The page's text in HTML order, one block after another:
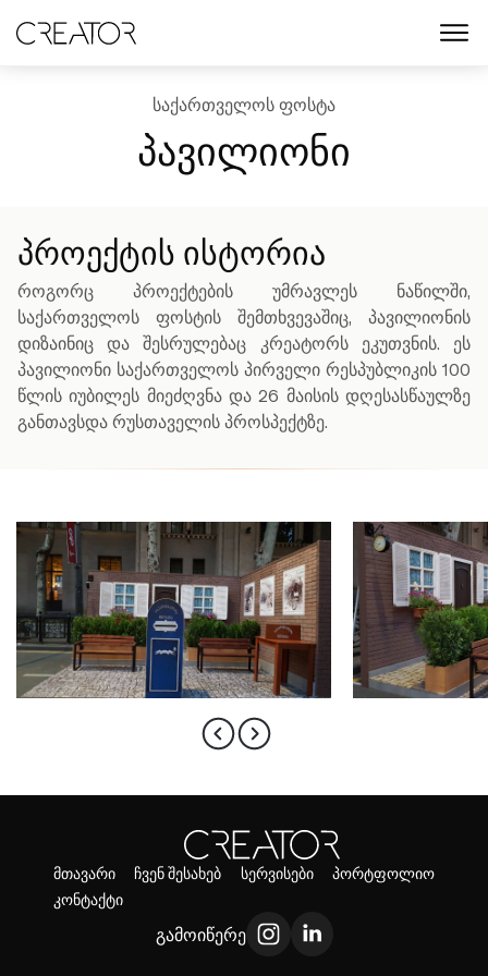
ᲡᲐᲥᲐᲠᲗᲕᲔᲚᲝᲡ ᲤᲝᲡᲢᲐ
პავილიონი
პროექტის ისტორია
როგორც პროექტების უმრავლეს ნაწილში,
საქართველოს ფოსტის შემთხვევაშიც, პავილიონის
დიზაინიც და შესრულებაც კრეატორს ეკუთვნის. ეს
პავილიონი საქართველოს პირველი რესპუბლიკის 100
წლის იუბილეს მიეძღვნა და 26 მაისის დღესასწაულზე
განთავსდა რუსთაველის პროსპექტზე.
მთავარი ჩვენ შესახებ სერვისები
პორტფოლიო
კონტაქტი
გამოიწერე